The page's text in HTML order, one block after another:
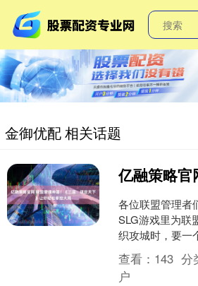
金御优配 相关话题
各位联盟管理者
SLG游戏里为联
织攻城时，要一
协调土地资源
让人头疼不已。
查看： 143 分
户